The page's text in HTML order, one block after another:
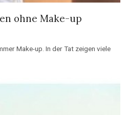
ohne Make-up
Make-up. In der Tat zeigen viele